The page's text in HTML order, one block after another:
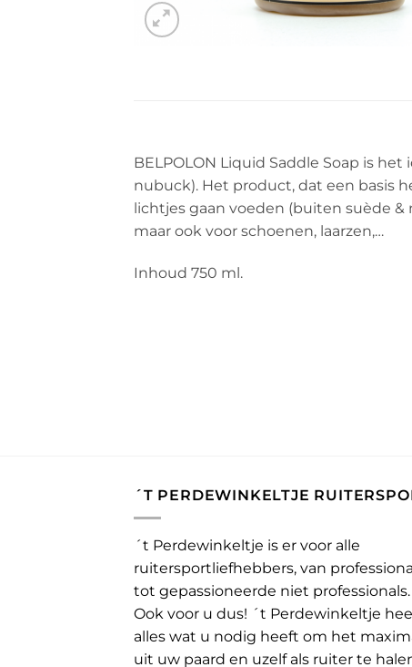
BELPOLON Liquid Saddle Soap is
nubuck). Het product, dat een basis
lichtjes gaan voeden (buiten suède
maar ook voor schoenen, laarzen,…
Inhoud 750 ml.
´T PERDEWINKELTJE
´t Perdewinkeltje is er voor alle
ruitersportliefhebbers, van
tot gepassioneerde niet professionals.
Ook voor u dus! ´t Perdewinkeltje
alles wat u nodig heeft om het
uit uw paard en uzelf als ruiter te